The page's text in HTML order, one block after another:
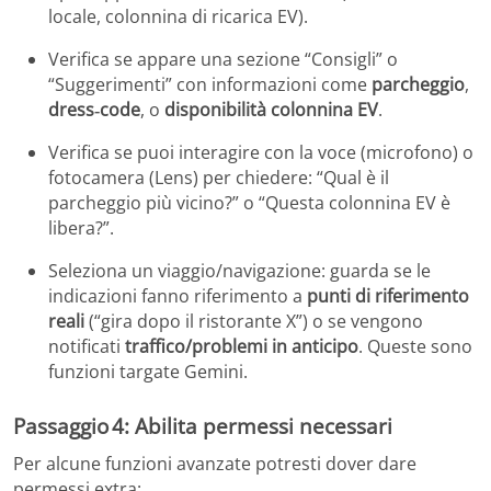
locale, colonnina di ricarica EV).
Verifica se appare una sezione “Consigli” o
“Suggerimenti” con informazioni come parcheggio,
dress‑code, o disponibilità colonnina EV.
Verifica se puoi interagire con la voce (microfono) o
fotocamera (Lens) per chiedere: “Qual è il
parcheggio più vicino?” o “Questa colonnina EV è
libera?”.
Seleziona un viaggio/navigazione: guarda se le
indicazioni fanno riferimento a punti di riferimento
reali(“gira dopo il ristorante X”) o se vengono
notificati traffico/problemi in anticipo. Queste sono
funzioni targate Gemini.
Passaggio 4: Abilita permessi necessari
Per alcune funzioni avanzate potresti dover dare